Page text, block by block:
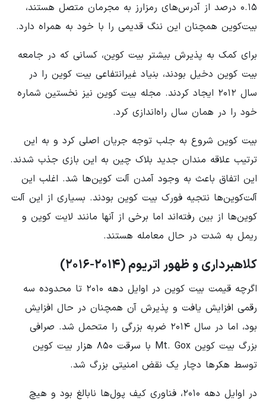
۰.۱۵ درصد از آدرس‌های رمزارز به مجرمان متصل هستند،
بیت‌کوین همچنان این ننگ قدیمی را با خود به همراه دارد.
برای کمک به پذیرش بیشتر بیت کوین، کسانی که در جامعه
بیت کوین دخیل بودند، بنیاد غیرانتفاعی بیت کوین را در
سال ۲۰۱۲ ایجاد کردند. مجله بیت کوین نیز نخستین شماره
خود را در همان سال راه‌اندازی کرد.
بیت کوین شروع به جلب توجه جریان اصلی کرد و به این
ترتیب علاقه مندان جدید بلاک چین به این بازی جذب شدند.
این اتفاق باعث به وجود آمدن آلت کوین‌ها شد. اغلب این
آلت‌کوین‌ها نتجیه فورک بیت کوین بودند. بسیاری از این آلت
کوین‌ها از بین رفته‌اند اما برخی از آنها مانند لایت کوین و
ریمل به شدت در حال معامله هستند.
کلاهبرداری و ظهور اتریوم (۲۰۱۴-۲۰۱۶)
اگرچه قیمت بیت کوین در اوایل دهه ۲۰۱۰ تا محدوده سه
رقمی افزایش یافت و پذیرش آن همچنان در حال افزایش
بود، اما در سال ۲۰۱۴ ضربه بزرگی را متحمل شد. صرافی
بزرگ بیت کوین Mt. Gox با سرقت ۸۵۰ هزار بیت کوین
توسط هکرها دچار یک نقض امنیتی بزرگ شد.
در اوایل دهه ۲۰۱۰، فناوری کیف پول‌ها نابالغ بود و هیچ